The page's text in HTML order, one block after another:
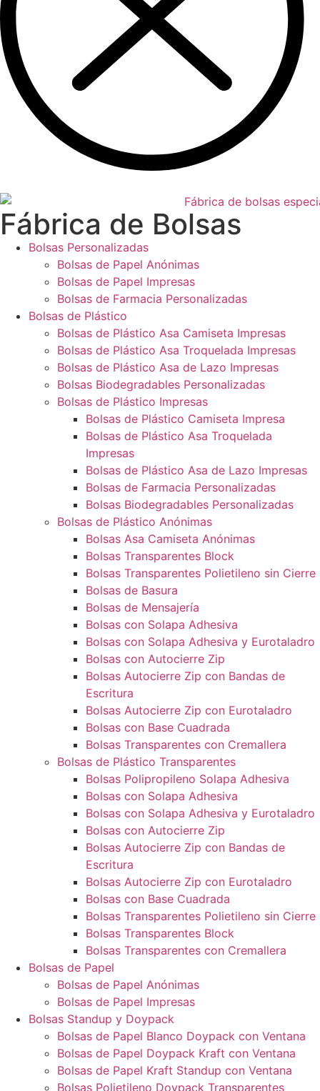
Fábrica de Bolsas
Bolsas Personalizadas
Bolsas de Papel Anónimas
Bolsas de Papel Impresas
Bolsas de Farmacia Personalizadas
Bolsas de Plástico
Bolsas de Plástico Asa Camiseta Impresas
Bolsas de Plástico Asa Troquelada Impresas
Bolsas de Plástico Asa de Lazo Impresas
Bolsas Biodegradables Personalizadas
Bolsas de Plástico Impresas
Bolsas de Plástico Camiseta Impresa
Bolsas de Plástico Asa Troquelada
Impresas
Bolsas de Plástico Asa de Lazo Impresas
Bolsas de Farmacia Personalizadas
Bolsas Biodegradables Personalizadas
Bolsas de Plástico Anónimas
Bolsas Asa Camiseta Anónimas
Bolsas Transparentes Block
Bolsas Transparentes Polietileno sin Cierre
Bolsas de Basura
Bolsas de Mensajería
Bolsas con Solapa Adhesiva
Bolsas con Solapa Adhesiva y Eurotaladro
Bolsas con Autocierre Zip
Bolsas Autocierre Zip con Bandas de
Escritura
Bolsas Autocierre Zip con Eurotaladro
Bolsas con Base Cuadrada
Bolsas Transparentes con Cremallera
Bolsas de Plástico Transparentes
Bolsas Polipropileno Solapa Adhesiva
Bolsas con Solapa Adhesiva
Bolsas con Solapa Adhesiva y Eurotaladro
Bolsas con Autocierre Zip
Bolsas Autocierre Zip con Bandas de
Escritura
Bolsas Autocierre Zip con Eurotaladro
Bolsas con Base Cuadrada
Bolsas Transparentes Polietileno sin Cierre
Bolsas Transparentes Block
Bolsas Transparentes con Cremallera
Bolsas de Papel
Bolsas de Papel Anónimas
Bolsas de Papel Impresas
Bolsas Standup y Doypack
Bolsas de Papel Blanco Doypack con Ventana
Bolsas de Papel Doypack Kraft con Ventana
Bolsas de Papel Kraft Standup con Ventana
Bolsas Polietileno Doypack Transparentes